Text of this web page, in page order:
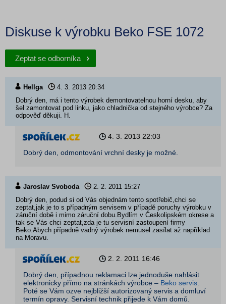
Diskuse k výrobku Beko FSE 1072
Zeptat se odborníka
Hellga 4. 3. 2013 20:34
Dobrý den, má i tento výrobek demontovatelnou horní desku, aby
šel zamontovat pod linku, jako chladnička od stejného výrobce? Za
odpověď děkuji. H.
4. 3. 2013 22:03
Dobrý den, odmontování vrchní desky je možné.
Jaroslav Svoboda 2. 2. 2011 15:27
Dobrý den, podud si od Vás objednám tento spotřebič,chci se
zeptat,jak je to s případným servisem v případě poruchy výrobku v
záruční době i mimo záruční dobu.Bydlím v Českolipském okrese a
tak se Vás chci zeptat,zda je tu servisní zastoupení firmy
Beko.Abych případně vadný výrobek nemusel zasílat až například
na Moravu.
2. 2. 2011 16:46
Dobrý den, případnou reklamaci lze jednoduše nahlásit
elektronicky přímo na stránkách výrobce – Beko servis
Poté se Vám ozve nejbližší autorizovaný servis a domluví
termín opravy. Servisní technik přijede k Vám domů.